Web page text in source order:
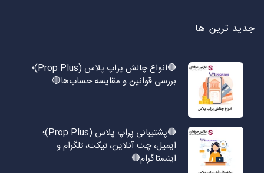
جدید ترین ها
🔴انواع چالش پراپ پلاس (Prop Plus)؛
بررسی قوانین و مقایسه حساب‌ها🔴
🔴پشتیبانی پراپ پلاس (Prop Plus)؛
ایمیل، چت آنلاین، تیکت، تلگرام و
اینستاگرام🔴